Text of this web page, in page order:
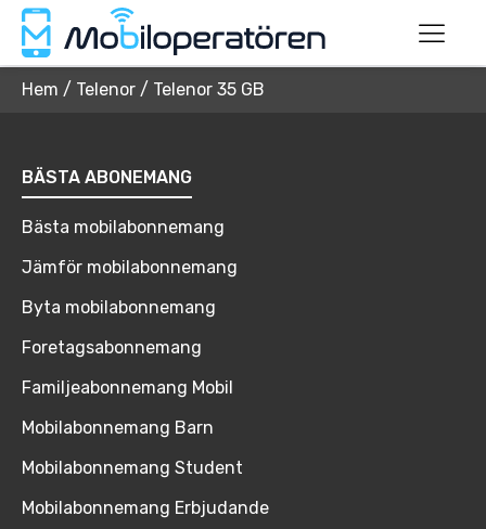
Hem / Telenor / Telenor 35 GB
BÄSTA ABONEMANG
Bästa mobilabonnemang
Jämför mobilabonnemang
Byta mobilabonnemang
Foretagsabonnemang
Familjeabonnemang Mobil
Mobilabonnemang Barn
Mobilabonnemang Student
Mobilabonnemang Erbjudande